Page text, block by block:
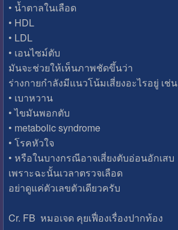
• น้ำตาลในเลือด
• HDL
• LDL
• เอนไซม์ตับ
มันจะช่วยให้เห็นภาพชัดขึ้นว่า
ร่างกายกำลังมีแนวโน้มเสี่ยงอะไรอยู่ เช่น
• เบาหวาน
• ไขมันพอกตับ
• metabolic syndrome
• โรคหัวใจ
• หรือในบางกรณีอาจเสี่ยงตับอ่อนอักเสบ
เพราะฉะนั้นเวลาตรวจเลือด
อย่าดูแค่ตัวเลขตัวเดียวครับ
Cr. FB หมอเจด คุยเฟื่องเรื่องปากท้อง